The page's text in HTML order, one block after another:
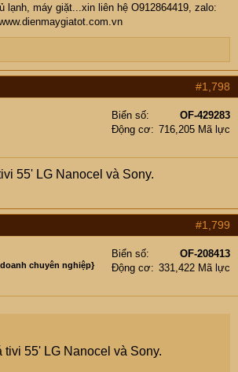
lạnh, máy giặt...xin liên hệ O912864419, zalo:
#1,798
Biển số
OF-429283
Động cơ
716,205 Mã lực
55' LG Nanocel và Sony.
#1,799
chuyên nghiệp}
Biển số
OF-208413
Động cơ
331,422 Mã lực
tivi 55' LG Nanocel và Sony.